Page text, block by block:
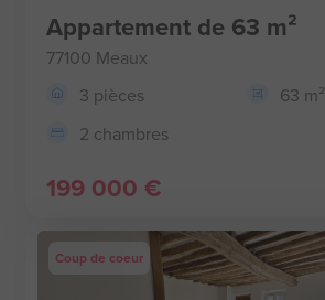
Appartement de 63 m²
77100 Meaux
3 pièces
63 m²
2 chambres
199 000 €
Coup de coeur